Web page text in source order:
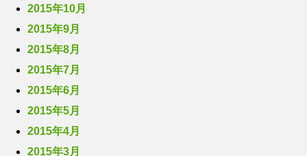
2015年10月
2015年9月
2015年8月
2015年7月
2015年6月
2015年5月
2015年4月
2015年3月